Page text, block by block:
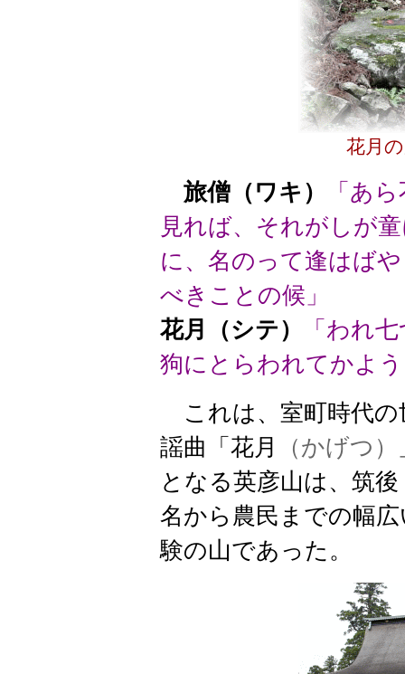
花月
旅僧（ワキ）
「あ
見れば、それがしが
に、名のって逢はば
べきことの候」
花月（シテ）
「われ
狗にとらわれてかよ
これは、室町時代の
謡曲「花月
（かげつ）
となる英彦山は、筑
名から農民までの幅
験の山であった。